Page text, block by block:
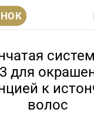
для
к
волос